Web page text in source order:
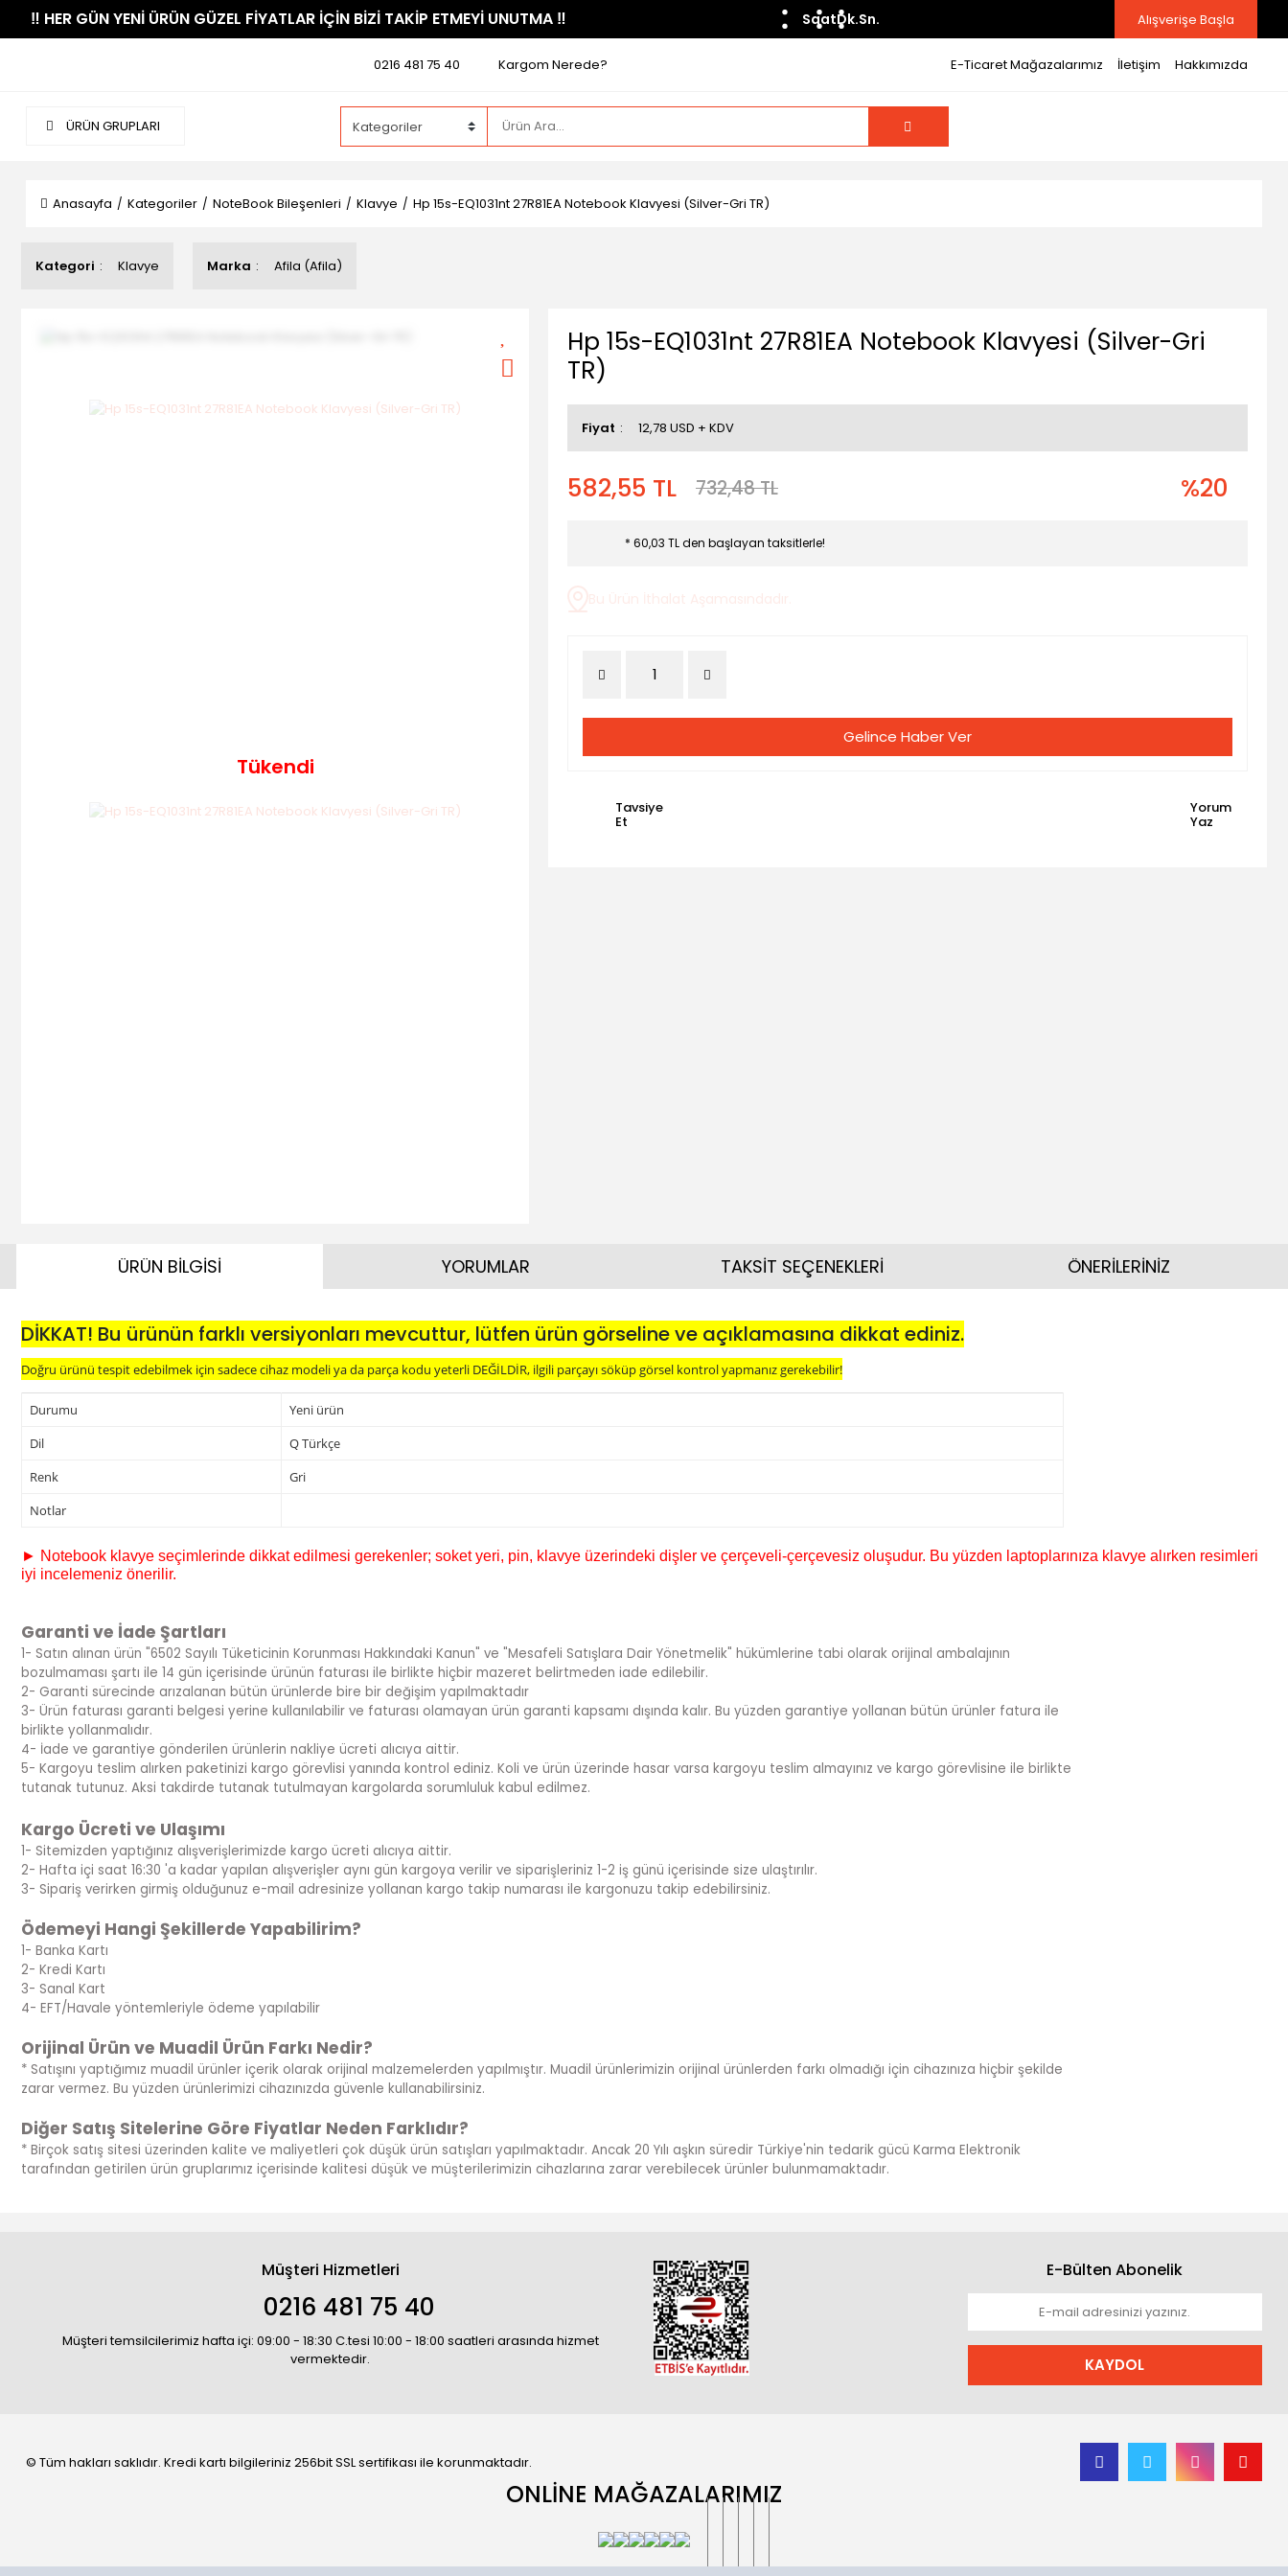
​‼️​ HER GÜN YENİ ÜRÜN GÜZEL FİYATLAR İÇİN BİZİ TAKİP ETMEYİ UNUTMA ​‼️​ SaatDk.Sn. Alışverişe Başla
0216 481 75 40 Kargom Nerede? E-Ticaret Mağazalarımız İletişim Hakkımızda
ÜRÜN GRUPLARI
Anasayfa Kategoriler NoteBook Bileşenleri Klavye Hp 15s-EQ1031nt 27R81EA Notebook Klavyesi (Silver-Gri TR)
Kategori Klavye Marka Afila (Afila)
Tükendi
Hp 15s-EQ1031nt 27R81EA Notebook Klavyesi (Silver-Gri
TR)
Fiyat 12,78 USD + KDV
582,55 TL 732,48 TL %20
* 60,03 TL den başlayan taksitlerle!
Bu Ürün İthalat Aşamasındadır.
Gelince Haber Ver
Tavsiye
Et
Yorum
Yaz
ÜRÜN BİLGİSİ
DİKKAT! Bu ürünün farklı versiyonları mevcuttur, lütfen ürün görseline ve açıklamasına dikkat ediniz.
Doğru ürünü tespit edebilmek için sadece cihaz modeli ya da parça kodu yeterli DEĞİLDİR, ilgili parçayı söküp görsel kontrol yapmanız gerekebilir!
Durumu
Yeni ürün
Dil
Q Türkçe
Renk
Gri
Notlar
► Notebook klavye seçimlerinde dikkat edilmesi gerekenler; soket yeri, pin, klavye üzerindeki dişler ve çerçeveli-çerçevesiz oluşudur. Bu yüzden laptoplarınıza klavye alırken resimleri
iyi incelemeniz önerilir.
Garanti ve İade Şartları
1- Satın alınan ürün "6502 Sayılı Tüketicinin Korunması Hakkındaki Kanun" ve "Mesafeli Satışlara Dair Yönetmelik" hükümlerine tabi olarak orijinal ambalajının
bozulmaması şartı ile 14 gün içerisinde ürünün faturası ile birlikte hiçbir mazeret belirtmeden iade edilebilir.
2- Garanti sürecinde arızalanan bütün ürünlerde bire bir değişim yapılmaktadır
3- Ürün faturası garanti belgesi yerine kullanılabilir ve faturası olamayan ürün garanti kapsamı dışında kalır. Bu yüzden garantiye yollanan bütün ürünler fatura ile
birlikte yollanmalıdır.
4- İade ve garantiye gönderilen ürünlerin nakliye ücreti alıcıya aittir.
5- Kargoyu teslim alırken paketinizi kargo görevlisi yanında kontrol ediniz. Koli ve ürün üzerinde hasar varsa kargoyu teslim almayınız ve kargo görevlisine ile birlikte
tutanak tutunuz. Aksi takdirde tutanak tutulmayan kargolarda sorumluluk kabul edilmez.
Kargo Ücreti ve Ulaşımı
1- Sitemizden yaptığınız alışverişlerimizde kargo ücreti alıcıya aittir.
2- Hafta içi saat 16:30 'a kadar yapılan alışverişler aynı gün kargoya verilir ve siparişleriniz 1-2 iş günü içerisinde size ulaştırılır.
3- Sipariş verirken girmiş olduğunuz e-mail adresinize yollanan kargo takip numarası ile kargonuzu takip edebilirsiniz.
Ödemeyi Hangi Şekillerde Yapabilirim?
1- Banka Kartı
2- Kredi Kartı
3- Sanal Kart
4- EFT/Havale yöntemleriyle ödeme yapılabilir
Orijinal Ürün ve Muadil Ürün Farkı Nedir?
* Satışını yaptığımız muadil ürünler içerik olarak orijinal malzemelerden yapılmıştır. Muadil ürünlerimizin orijinal ürünlerden farkı olmadığı için cihazınıza hiçbir şekilde
zarar vermez. Bu yüzden ürünlerimizi cihazınızda güvenle kullanabilirsiniz.
Diğer Satış Sitelerine Göre Fiyatlar Neden Farklıdır?
* Birçok satış sitesi üzerinden kalite ve maliyetleri çok düşük ürün satışları yapılmaktadır. Ancak 20 Yılı aşkın süredir Türkiye'nin tedarik gücü Karma Elektronik
tarafından getirilen ürün gruplarımız içerisinde kalitesi düşük ve müşterilerimizin cihazlarına zarar verebilecek ürünler bulunmamaktadır.
YORUMLAR TAKSİT SEÇENEKLERİ ÖNERİLERİNİZ
Müşteri Hizmetleri
0216 481 75 40
Müşteri temsilcilerimiz hafta içi: 09:00 - 18:30 C.tesi 10:00 - 18:00 saatleri arasında hizmet
vermektedir.
E-Bülten Abonelik
KAYDOL
© Tüm hakları saklıdır. Kredi kartı bilgileriniz 256bit SSL sertifikası ile korunmaktadır.
ONLİNE MAĞAZALARIMIZ